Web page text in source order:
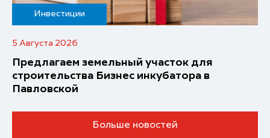
Инвестиции
5 Августа 2026
Предлагаем земельный участок для
строительства Бизнес инкубатора в
Павловской
Больше новостей